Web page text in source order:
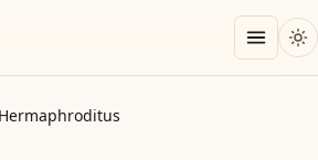
Hermaphroditus